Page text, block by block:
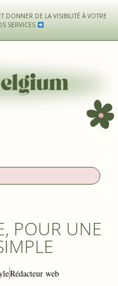
DONNER DE LA VISIBILITÉ À VOTRE
SERVICES
POUR UNE
Rédacteur web